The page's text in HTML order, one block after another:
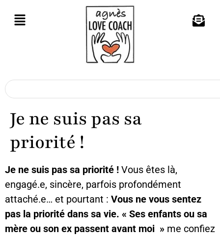
Je ne suis pas sa
priorité !
Je ne suis pas sa priorité ! Vous êtes là,
engagé.e, sincère, parfois profondément
attaché.e… et pourtant : Vous ne vous sentez
pas la priorité dans sa vie. « Ses enfants ou sa
mère ou son ex passent avant moi » me confiez